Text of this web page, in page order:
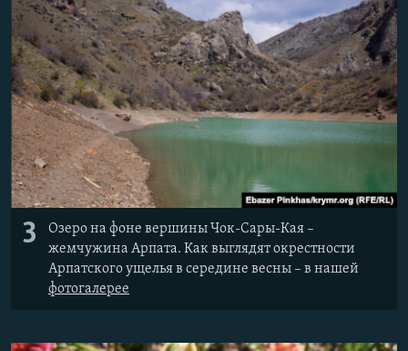
3
Озеро на фоне вершины Чок-Сары-Кая –
жемчужина Арпата. Как выглядят окрестности
Арпатского ущелья в середине весны – в нашей
фотогалерее